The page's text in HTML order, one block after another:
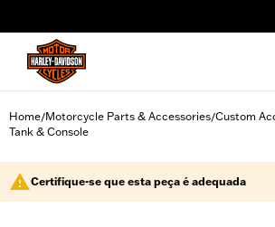
Home/Motorcycle Parts & Accessories/Custom
Tank & Console
Certifique-se que esta peça é adequada